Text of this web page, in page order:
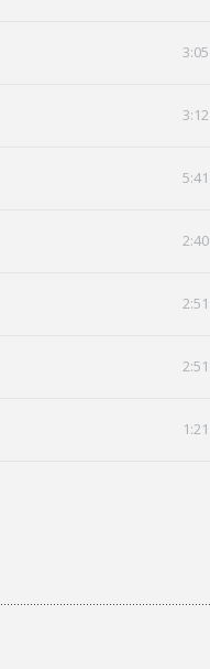
3:05
3:12
5:41
2:40
2:51
2:51
1:21